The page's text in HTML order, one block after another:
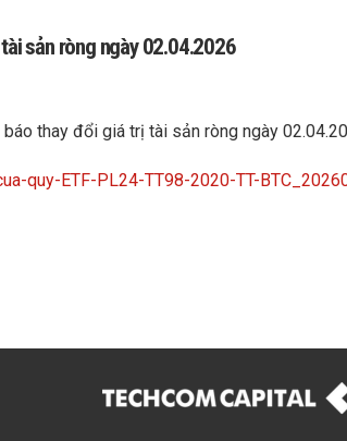
sản ròng ngày 02.04.2026
thay đổi giá trị tài sản ròng ngày
quy-ETF-PL24-TT98-2020-TT-